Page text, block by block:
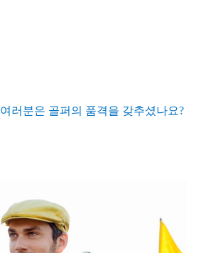
여러분은 골퍼의 품격을 갖추셨나요?